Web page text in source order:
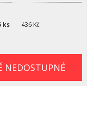
ks 436 Kč
NEDOSTUPNÉ